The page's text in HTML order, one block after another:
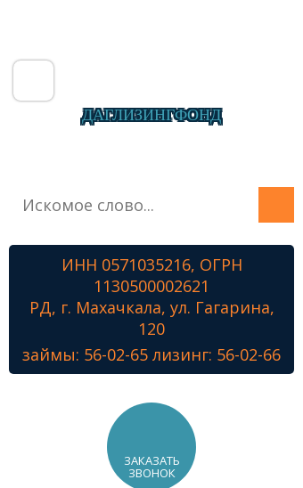
ДАГЛИЗИНГФОНД
О фонде
Лизинг
Наши проекты
Знамя Победы
ИНН 0571035216, ОГРН
1130500002621
РД, г. Махачкала, ул. Гагарина,
120
займы: 56-02-65 лизинг: 56-02-66
ЗАКАЗАТЬ
ЗВОНОК